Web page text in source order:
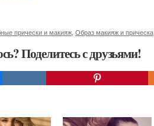
прически и макияж Образ макияж и прическа
Поделитесь с друзьями!